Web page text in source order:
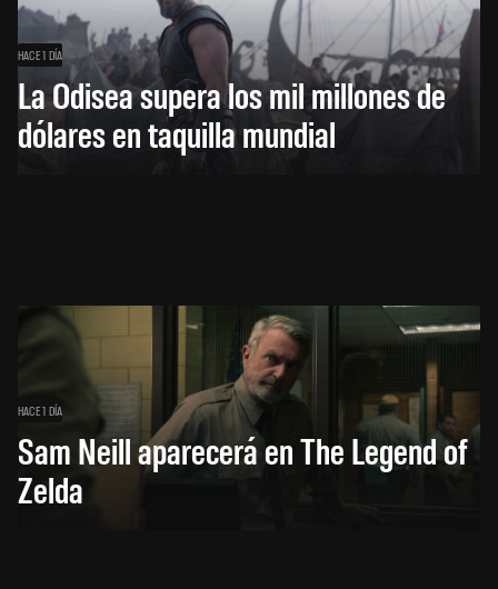
HACE 1 DÍA
La Odisea supera los mil millones de
dólares en taquilla mundial
HACE 1 DÍA
Sam Neill aparecerá en The Legend of
Zelda